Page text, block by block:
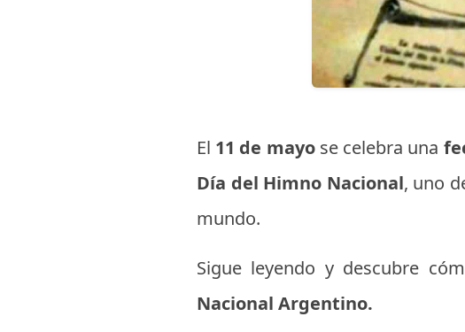
El 11 de mayose celebra una
Día del Himno Nacional, uno
mundo.
Sigue leyendo y descubre
Nacional Argentino.